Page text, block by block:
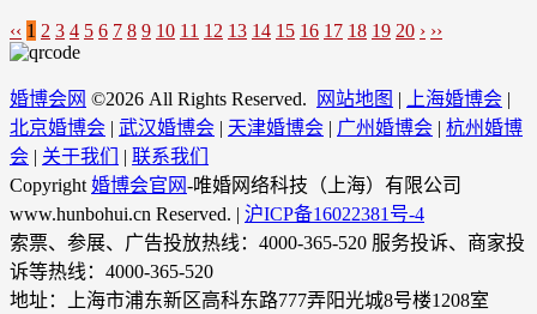
‹‹ 1 2 3 4 5 6 7 8 9 10 11 12 13 14 15 16 17 18 19 20 › ››
婚博会网 ©2026 All Rights Reserved. 网站地图 | 上海婚博会 |
北京婚博会 | 武汉婚博会 | 天津婚博会 | 广州婚博会 | 杭州婚博
会 | 关于我们 | 联系我们
Copyright 婚博会官网-唯婚网络科技（上海）有限公司
www.hunbohui.cn Reserved. | 沪ICP备16022381号-4
索票、参展、广告投放热线：4000-365-520 服务投诉、商家投
诉等热线：4000-365-520
地址：上海市浦东新区高科东路777弄阳光城8号楼1208室